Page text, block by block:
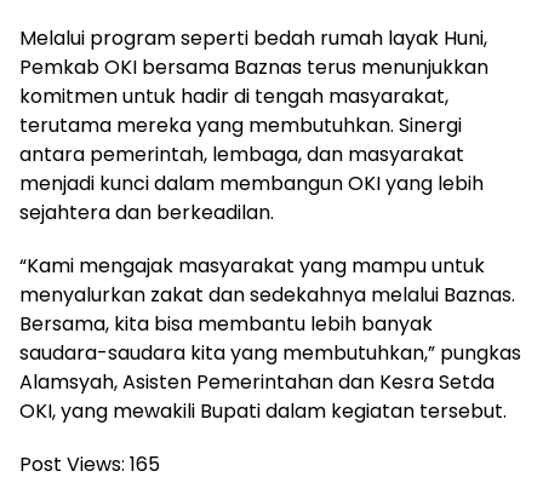
Melalui program seperti bedah rumah layak Huni,
Pemkab OKI bersama Baznas terus menunjukkan
komitmen untuk hadir di tengah masyarakat,
terutama mereka yang membutuhkan. Sinergi
antara pemerintah, lembaga, dan masyarakat
menjadi kunci dalam membangun OKI yang lebih
sejahtera dan berkeadilan.
“Kami mengajak masyarakat yang mampu untuk
menyalurkan zakat dan sedekahnya melalui Baznas.
Bersama, kita bisa membantu lebih banyak
saudara-saudara kita yang membutuhkan,” pungkas
Alamsyah, Asisten Pemerintahan dan Kesra Setda
OKI, yang mewakili Bupati dalam kegiatan tersebut.
Post Views: 165